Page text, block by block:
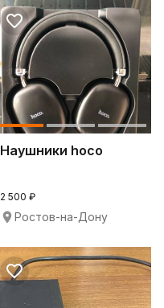
Наушники hoco
2 500 ₽
Ростов-на-Дону